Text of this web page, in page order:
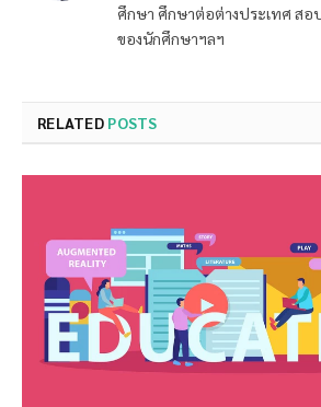
ศึกษา ศึกษาต่อต่างประเทศ สอ
ของนักศึกษาฯลฯ
RELATED POSTS